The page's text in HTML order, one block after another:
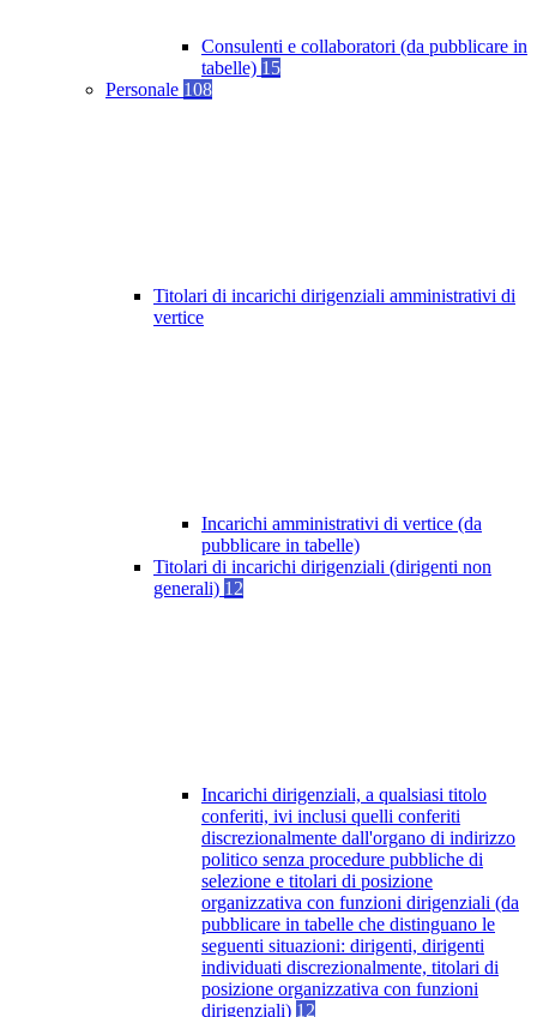
Consulenti e collaboratori (da pubblicare in
tabelle) 15
Personale 108
Titolari di incarichi dirigenziali amministrativi di
vertice
Incarichi amministrativi di vertice (da
pubblicare in tabelle)
Titolari di incarichi dirigenziali (dirigenti non
generali) 12
Incarichi dirigenziali, a qualsiasi titolo
conferiti, ivi inclusi quelli conferiti
discrezionalmente dall'organo di indirizzo
politico senza procedure pubbliche di
selezione e titolari di posizione
organizzativa con funzioni dirigenziali (da
pubblicare in tabelle che distinguano le
seguenti situazioni: dirigenti, dirigenti
individuati discrezionalmente, titolari di
posizione organizzativa con funzioni
dirigenziali) 12